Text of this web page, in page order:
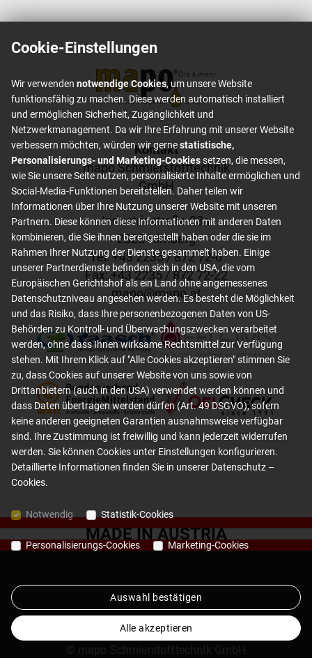
Footer content
Kontakt
mapo Schmierstofftechnik
GmbH
Industriestraße 23a
2325 Himberg
Tel: +43 2235 / 872 72-0
Fax: +43 2235 / 872 72-22
mapo@mapo.at
MADE IN AUSTRIA
Datenschutz
Cookie-Einstellungen
Wir verwenden notwendige Cookies, um unsere Website
funktionsfähig zu machen. Diese werden automatisch installiert
und ermöglichen Sicherheit, Zugänglichkeit und
Netzwerkmanagement. Da wir Ihre Erfahrung mit unserer Website
verbessern möchten, würden wir gernestatistische,
Personalisierungs- und Marketing-Cookiessetzen, die messen,
wie Sie unsere Seite nutzen, personalisierte Inhalte ermöglichen und
Social-Media-Funktionen bereitstellen. Daher teilen wir
Informationen über Ihre Nutzung unserer Website mit unseren
Partnern. Diese können diese Informationen mit anderen Daten
kombinieren, die Sie ihnen bereitgestellt haben oder die sie im
Rahmen Ihrer Nutzung der Dienste gesammelt haben. Einige
unserer Partnerdienste befinden sich in den USA, die vom
Europäischen Gerichtshof als ein Land ohne angemessenes
Datenschutzniveau angesehen werden. Es besteht die Möglichkeit
und das Risiko, dass Ihre personenbezogenen Daten von US-
Behörden zu Kontroll- und Überwachungszwecken verarbeitet
werden, ohne dass Ihnen wirksame Rechtsmittel zur Verfügung
stehen. Mit Ihrem Klick auf "Alle Cookies akzeptieren" stimmen Sie
zu, dass Cookies auf unserer Website von uns sowie von
Drittanbietern (auch in den USA) verwendet werden können und
dass Daten übertragen werden dürfen (Art. 49 DSGVO), sofern
keine anderen geeigneten Garantien ausnahmsweise verfügbar
sind. Ihre Zustimmung ist freiwillig und kann jederzeit widerrufen
werden. Sie können Cookies unter Einstellungen konfigurieren.
Detaillierte Informationen finden Sie in unserer Datenschutz –
Cookies.
Notwendig Statistik-Cookies
Personalisierungs-Cookies Marketing-Cookies
Auswahl bestätigen
Alle akzeptieren